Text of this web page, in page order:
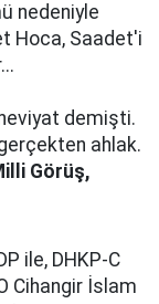
nedeniyle
Hoca, Saadet'i
demişti.
ahlak.
Görüş,
ile, DHKP-C
Cihangir İslam